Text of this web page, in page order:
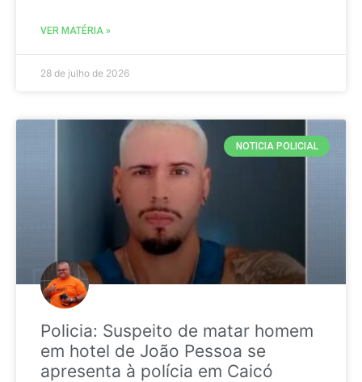
VER MATÉRIA »
28 de julho de 2026
NOTICIA POLICIAL
Policia: Suspeito de matar homem
em hotel de João Pessoa se
apresenta à polícia em Caicó